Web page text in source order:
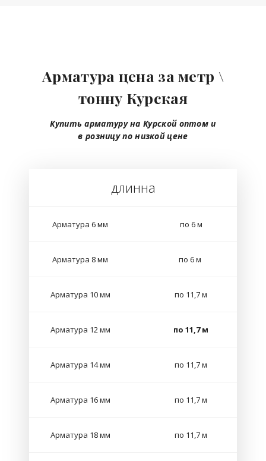
Арматура цена за метр \
тонну Курская
Купить арматуру на Курской оптом и
в розницупо низкой цене
длинна
Арматура 6 мм по 6 м
Арматура 8 мм по 6 м
Арматура 10 мм по 11,7 м
Арматура 12 мм по 11,7 м
Арматура 14 мм по 11,7 м
Арматура 16 мм по 11,7 м
Арматура 18 мм по 11,7 м